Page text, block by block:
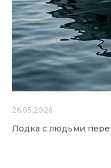
26.05.2026
Лодка с людьми